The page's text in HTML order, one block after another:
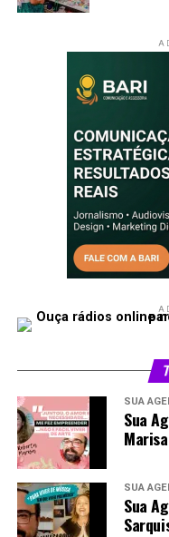
LinkedIn
VOLTAR PARA
SUA
Sua
Marisa
SUA
Sua